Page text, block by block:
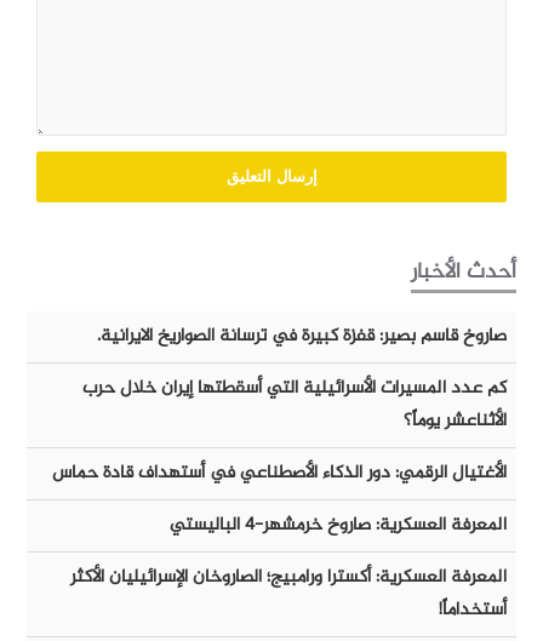
أحدث الأخبار
صاروخ قاسم بصير: قفزة كبيرة في ترسانة الصواريخ الايرانية.
كم عدد المسيرات الأسرائيلية التي أسقطتها إيران خلال حرب
الأثناعشر يوماً؟
الأغتيال الرقمي: دور الذكاء الأصطناعي في أستهداف قادة حماس
المعرفة العسكرية: صاروخ خرمشهر-٤ الباليستي
المعرفة العسكرية: أكسترا ورامبيج؛ الصاروخان الإسرائيليان الأكثر
أستخداماً!